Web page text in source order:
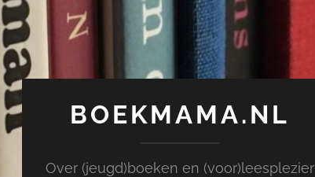
BOEKMAMA.NL
Over (jeugd)boeken en (voor)leesplezier